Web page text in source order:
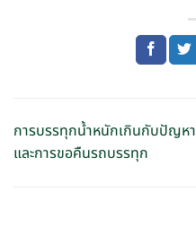
การบรรทุกน้ำหนักเกินกับปัญหา
และการขอคืนรถบรรทุก